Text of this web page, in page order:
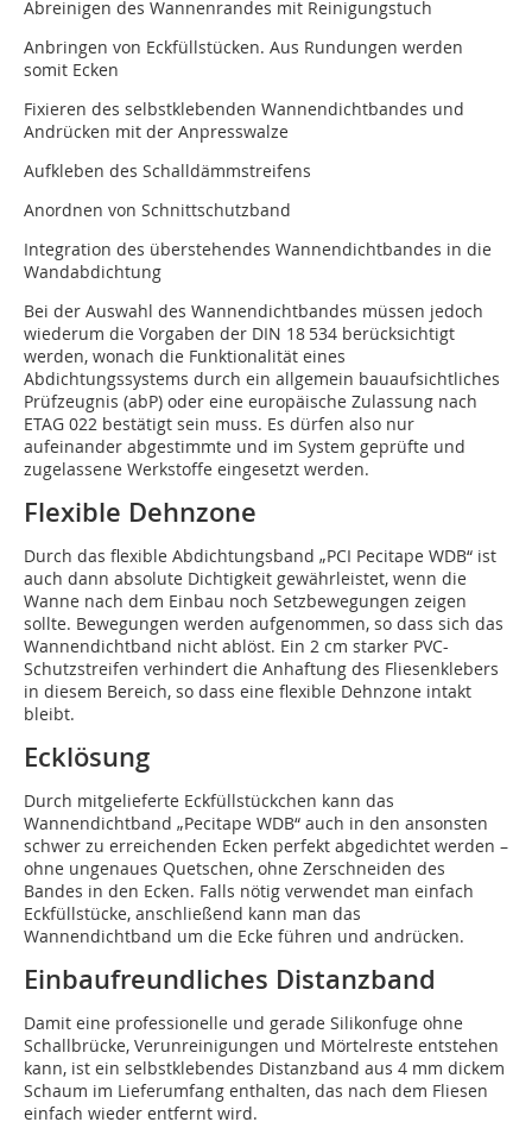
Abreinigen des Wannenrandes mit Reinigungstuch
Anbringen von Eckfüllstücken. Aus Rundungen werden
somit Ecken
Fixieren des selbstklebenden Wannendichtbandes und
Andrücken mit der Anpresswalze
Aufkleben des Schalldämmstreifens
Anordnen von Schnittschutzband
Integration des überstehendes Wannendichtbandes in die
Wandabdichtung
Bei der Auswahl des Wannendichtbandes müssen jedoch
wiederum die Vorgaben der DIN 18 534 berücksichtigt
werden, wonach die Funktionalität eines
Abdichtungssystems durch ein allgemein bauaufsichtliches
Prüfzeugnis (abP) oder eine europäische Zulassung nach
ETAG 022 bestätigt sein muss. Es dürfen also nur
aufeinander abgestimmte und im System geprüfte und
zugelassene Werkstoffe eingesetzt werden.
Flexible Dehnzone
Durch das flexible Abdichtungsband „PCI Pecitape WDB“ ist
auch dann absolute Dichtigkeit gewährleistet, wenn die
Wanne nach dem Einbau noch Setzbewegungen zeigen
sollte. Bewegungen werden aufgenommen, so dass sich das
Wannendichtband nicht ablöst. Ein 2 cm starker PVC-
Schutzstreifen verhindert die Anhaftung des Fliesenklebers
in diesem Bereich, so dass eine flexible Dehnzone intakt
bleibt.
Ecklösung
Durch mitgelieferte Eckfüllstückchen kann das
Wannendichtband „Pecitape WDB“ auch in den ansonsten
schwer zu erreichenden Ecken perfekt abgedichtet werden –
ohne ungenaues Quetschen, ohne Zerschneiden des
Bandes in den Ecken. Falls nötig verwendet man einfach
Eckfüllstücke, anschließend kann man das
Wannendichtband um die Ecke führen und andrücken.
Einbaufreundliches Distanzband
Damit eine professionelle und gerade Silikonfuge ohne
Schallbrücke, Verunreinigungen und Mörtelreste entstehen
kann, ist ein selbstklebendes Distanzband aus 4 mm dickem
Schaum im Lieferumfang enthalten, das nach dem Fliesen
einfach wieder entfernt wird.